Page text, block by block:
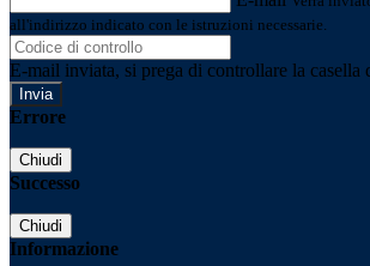
all'indirizzo indicato con le istruzioni necessarie.
E-mail inviata, si prega di controllare la casella
Errore
Chiudi
Successo
Chiudi
Informazione